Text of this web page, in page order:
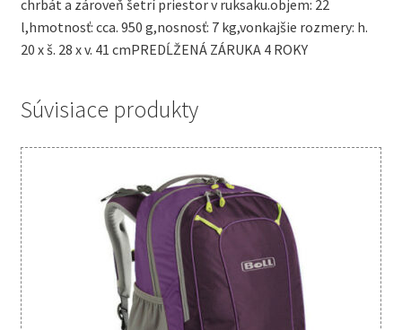
chrbát a zároveň šetrí priestor v ruksaku.objem: 22
l,hmotnosť: cca. 950 g,nosnosť: 7 kg,vonkajšie rozmery: h.
20 x š. 28 x v. 41 cmPREDĹŽENÁ ZÁRUKA 4 ROKY
Súvisiace produkty